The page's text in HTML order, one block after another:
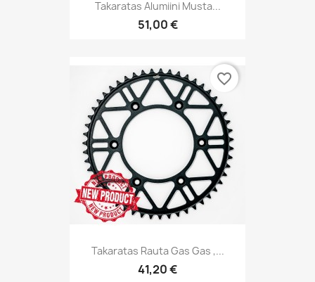
Takaratas Alumiini Musta...
51,00 €
Takaratas Rauta Gas Gas ,...
41,20 €
favorite_border